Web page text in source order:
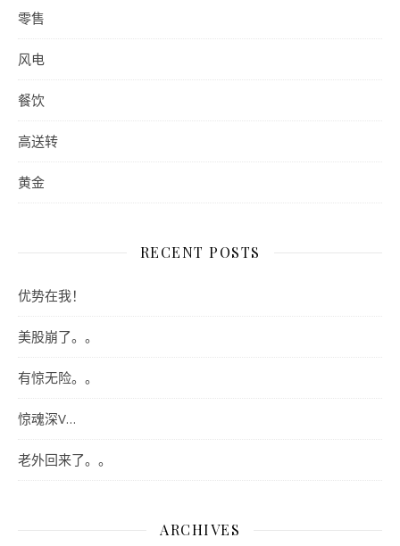
零售
风电
餐饮
高送转
黄金
RECENT POSTS
优势在我！
美股崩了。。
有惊无险。。
惊魂深V…
老外回来了。。
ARCHIVES